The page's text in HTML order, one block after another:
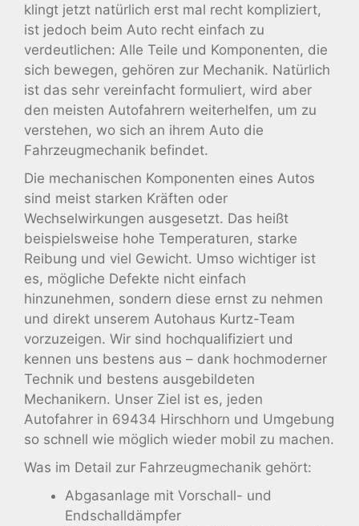
klingt jetzt natürlich erst mal recht kompliziert,
ist jedoch beim Auto recht einfach zu
verdeutlichen: Alle Teile und Komponenten, die
sich bewegen, gehören zur Mechanik. Natürlich
ist das sehr vereinfacht formuliert, wird aber
den meisten Autofahrern weiterhelfen, um zu
verstehen, wo sich an ihrem Auto die
Fahrzeugmechanik befindet.
Die mechanischen Komponenten eines Autos
sind meist starken Kräften oder
Wechselwirkungen ausgesetzt. Das heißt
beispielsweise hohe Temperaturen, starke
Reibung und viel Gewicht. Umso wichtiger ist
es, mögliche Defekte nicht einfach
hinzunehmen, sondern diese ernst zu nehmen
und direkt unserem Autohaus Kurtz-Team
vorzuzeigen. Wir sind hochqualifiziert und
kennen uns bestens aus – dank hochmoderner
Technik und bestens ausgebildeten
Mechanikern. Unser Ziel ist es, jeden
Autofahrer in 69434 Hirschhorn und Umgebung
so schnell wie möglich wieder mobil zu machen.
Was im Detail zur Fahrzeugmechanik gehört:
Abgasanlage mit Vorschall- und
Endschalldämpfer